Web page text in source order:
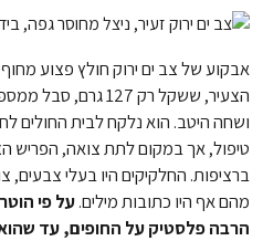
אבקוע של צב ים ירוק חולץ פצוע
הצעיר, ששקל רק 127
ושחה היטב. הוא נלקח לבית החולים
ברציפות. החלקיקים היו בעלי צבעים,
מהם אף היו כתובות מילים.על פי
הרבה פלסטיק על החופים, עד